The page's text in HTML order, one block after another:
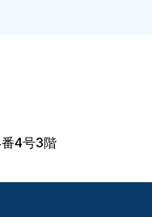
4号3階